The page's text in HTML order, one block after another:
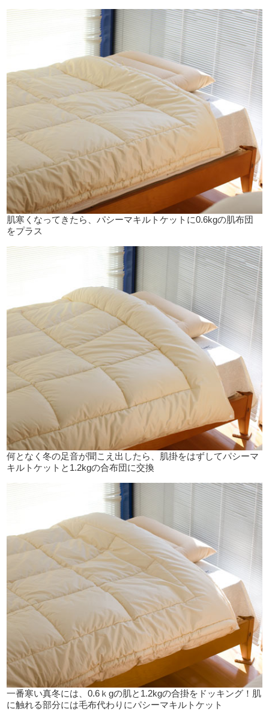
肌寒くなってきたら、パシーマキルトケットに0.6kgの肌布団
をプラス
何となく冬の足音が聞こえ出したら、肌掛をはずしてパシーマ
キルトケットと1.2kgの合布団に交換
一番寒い真冬には、0.6ｋgの肌と1.2kgの合掛をドッキング！肌
に触れる部分には毛布代わりにパシーマキルトケット